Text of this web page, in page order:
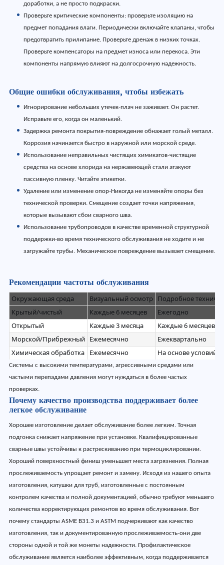
доработки, а не просто подкраски.
Проверьте критические компоненты: проверьте изоляцию на
предмет попадания влаги. Периодически включайте клапаны, чтобы
предотвратить прилипание. Проверьте дренаж в низких точках.
Проверьте компенсаторы на предмет износа или перекоса. Эти
компоненты напрямую влияют на долгосрочную надежность.
Общие ошибки обслуживания, чтобы избежать
Игнорирование небольших утечек-плач не заживает. Он растет.
Исправьте его, когда он маленький.
Задержка ремонта покрытия-повреждение обнажает голый металл.
Коррозия начинается быстро в наружной или морской среде.
Использование неправильных чистящих химикатов-чистящие
средства на основе хлорида на нержавеющей стали атакуют
пассивную пленку. Читайте этикетки.
Удаление или изменение опор-Никогда не изменяйте опоры без
технической проверки. Смещение создает точки напряжения,
которые вызывают сбои сварного шва.
Использование трубопроводов в качестве временной структурной
поддержки-во время технического обслуживания не ходите и не
загружайте трубы. Механическое повреждение вызывает смещение.
Рекомендации частоты обслуживания
Окружающая среда Визуальный осмотр
Подробное
Крытый/чистый
Каждые 6 месяцев
Ежегодно
Открытый
Каждые 3 месяца
Каждые 6 месяцев
Морской/Прибрежный Ежемесячно
Ежеквартально
Химическая обработка
Ежемесячно На основе условий
Системы с высокими температурами, агрессивными средами или
частыми перепадами давления могут нуждаться в более частых
проверках.
Почему качество производства поддерживает более
легкое обслуживание
Хорошее изготовление делает обслуживание более легким. Точная
подгонка снижает напряжение при установке. Квалифицированные
сварные швы устойчивы к растрескиванию при термоциклировании.
Хороший поверхностный финиш уменьшает места загрязнения. Полная
прослеживаемость упрощает ремонт и замену. Исходя из нашего опыта
изготовления, катушки для труб, изготовленные с постоянным
контролем качества и полной документацией, обычно требуют меньшего
количества корректирующих ремонтов во время обслуживания. Вот
почему стандарты ASME B31.3 и ASTM подчеркивают как качество
изготовления, так и документированную прослеживаемость-они две
стороны одной и той же монеты надежности. Профилактическое
обслуживание является наиболее эффективным, когда поддерживается